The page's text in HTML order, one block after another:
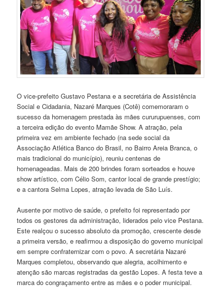
O vice-prefeito Gustavo Pestana e a secretária de Assistência
Social e Cidadania, Nazaré Marques (Cotê) comemoraram o
sucesso da homenagem prestada às mães cururupuenses, com
a terceira edição do evento Mamãe Show. A atração, pela
primeira vez em ambiente fechado (na sede social da
Associação Atlética Banco do Brasil, no Bairro Areia Branca, o
mais tradicional do município), reuniu centenas de
homenageadas. Mais de 200 brindes foram sorteados e houve
show artístico, com Célio Som, cantor local de grande prestígio;
e a cantora Selma Lopes, atração levada de São Luís.
Ausente por motivo de saúde, o prefeito foi representado por
todos os gestores da administração, liderados pelo vice Pestana.
Este realçou o sucesso absoluto da promoção, crescente desde
a primeira versão, e reafirmou a disposição do governo municipal
em sempre confraternizar com o povo. A secretária Nazaré
Marques completou, observando que alegria, acolhimento e
atenção são marcas registradas da gestão Lopes. A festa teve a
marca do congraçamento entre as mães e o poder municipal.